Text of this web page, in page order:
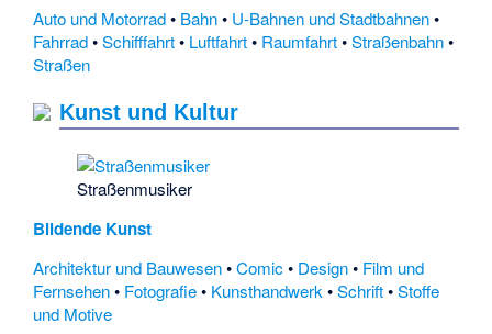
Auto und Motorrad• Bahn• U-Bahnen und Stadtbahnen•
Fahrrad•Schifffahrt• Luftfahrt• Raumfahrt•Straßenbahn•
Straßen
Kunst und Kultur
Straßenmusiker
Bildende Kunst
Architektur und Bauwesen•Comic• Design• Film und
Fernsehen• Fotografie• Kunsthandwerk •Schrift•Stoffe
und Motive